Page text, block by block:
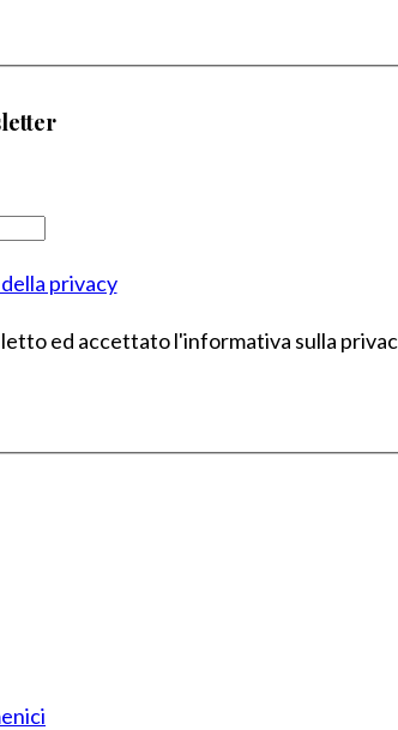
privacy
ed accettato l'informativa sulla